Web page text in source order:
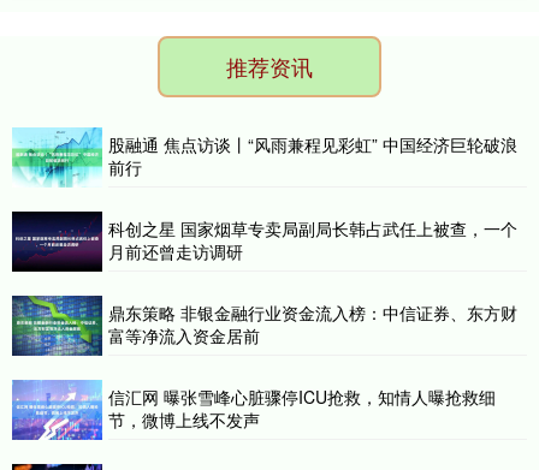
推荐资讯
股融通 焦点访谈丨“风雨兼程见彩虹” 中国经济巨轮破浪
前行
科创之星 国家烟草专卖局副局长韩占武任上被查，一个
月前还曾走访调研
鼎东策略 非银金融行业资金流入榜：中信证券、东方财
富等净流入资金居前
信汇网 曝张雪峰心脏骤停ICU抢救，知情人曝抢救细
节，微博上线不发声